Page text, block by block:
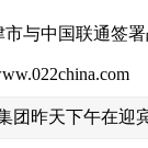
市与中国联通签
团昨天下午在迎